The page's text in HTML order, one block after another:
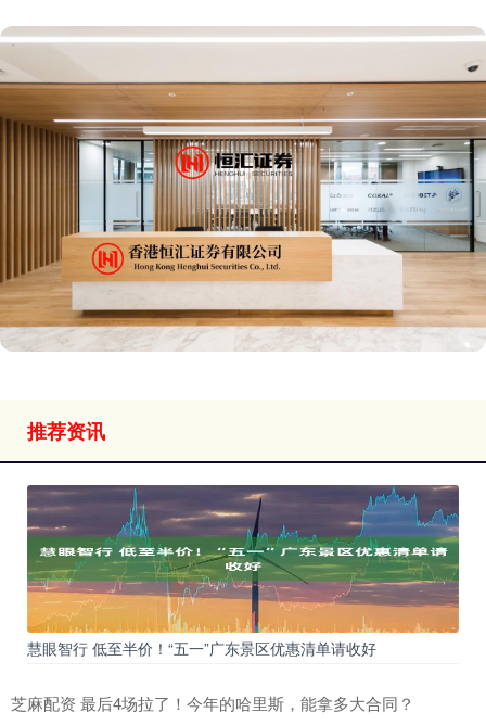
推荐资讯
慧眼智行 低至半价！“五一”广东景区优惠清单请收好
芝麻配资 最后4场拉了！今年的哈里斯，能拿多大合同？